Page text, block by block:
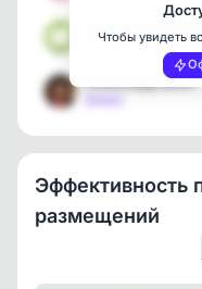
[max]
Александр Шепс
Чтобы увидеть
Эффективность
размещений